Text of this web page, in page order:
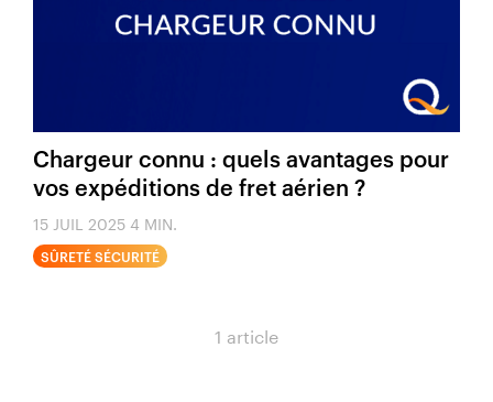
Chargeur connu : quels avantages pour
vos expéditions de fret aérien ?
15 JUIL 2025 4 MIN.
SÛRETÉ SÉCURITÉ
1 article